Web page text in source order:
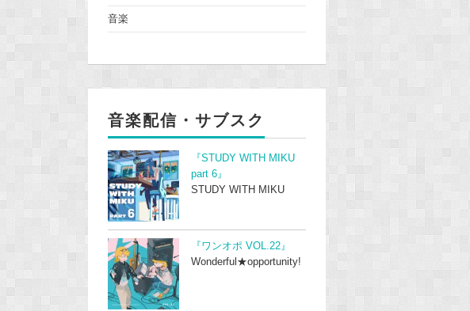
音楽
音楽配信・サブスク
『STUDY WITH MIKU
part 6』
STUDY WITH MIKU
『ワンオポ VOL.22』
Wonderful★opportunity!